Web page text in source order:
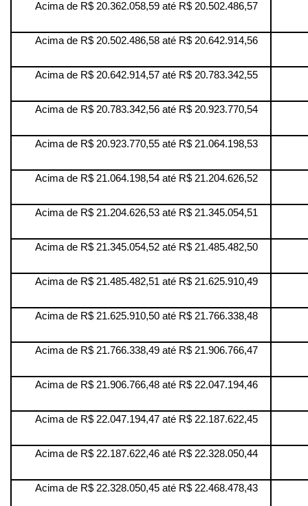
Acima de R$ 20.362.058,59 até R$ 20.502.486,57
Acima de R$ 20.502.486,58 até R$ 20.642.914,56
Acima de R$ 20.642.914,57 até R$ 20.783.342,55
Acima de R$ 20.783.342,56 até R$ 20.923.770,54
Acima de R$ 20.923.770,55 até R$ 21.064.198,53
Acima de R$ 21.064.198,54 até R$ 21.204.626,52
Acima de R$ 21.204.626,53 até R$ 21.345.054,51
Acima de R$ 21.345.054,52 até R$ 21.485.482,50
Acima de R$ 21.485.482,51 até R$ 21.625.910,49
Acima de R$ 21.625.910,50 até R$ 21.766.338,48
Acima de R$ 21.766.338,49 até R$ 21.906.766,47
Acima de R$ 21.906.766,48 até R$ 22.047.194,46
Acima de R$ 22.047.194,47 até R$ 22.187.622,45
Acima de R$ 22.187.622,46 até R$ 22.328.050,44
Acima de R$ 22.328.050,45 até R$ 22.468.478,43